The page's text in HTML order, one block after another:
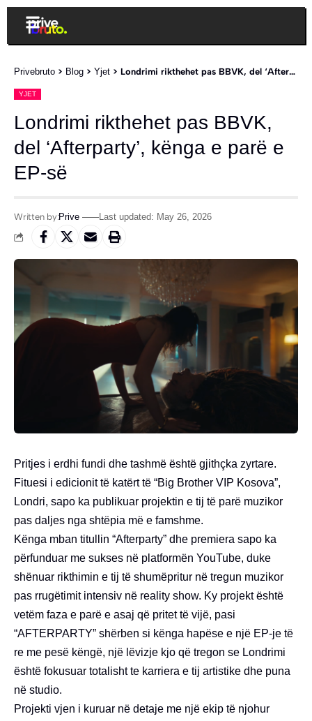
Privebruto > Blog > Yjet > Londrimi rikthehet pas BBVK, del ‘Afterparty’, kënga e parë e EP-së
YJET
Londrimi rikthehet pas BBVK,
del ‘Afterparty’, kënga e parë e
EP-së
Written by:Prive Last updated: May 26, 2026
Pritjes i erdhi fundi dhe tashmë është gjithçka zyrtare.
Fituesi i edicionit të katërt të “Big Brother VIP Kosova”,
Londri, sapo ka publikuar projektin e tij të parë muzikor
pas daljes nga shtëpia më e famshme.
Kënga mban titullin “Afterparty” dhe premiera sapo ka
përfunduar me sukses në platformën YouTube, duke
shënuar rikthimin e tij të shumëpritur në tregun muzikor
pas rrugëtimit intensiv në reality show. Ky projekt është
vetëm faza e parë e asaj që pritet të vijë, pasi
“AFTERPARTY” shërben si kënga hapëse e një EP-je të
re me pesë këngë, një lëvizje kjo që tregon se Londrimi
është fokusuar totalisht te karriera e tij artistike dhe puna
në studio.
Projekti vjen i kuruar në detaje me një ekip të njohur